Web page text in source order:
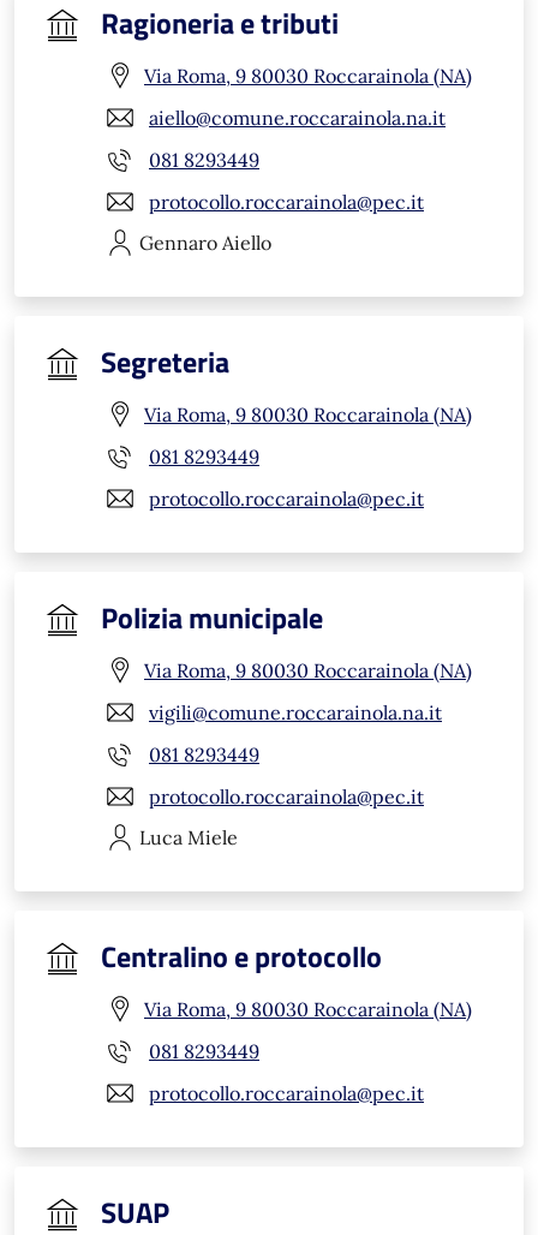
Ragioneria e tributi
Via Roma, 9 80030 Roccarainola (NA)
aiello@comune.roccarainola.na.it
081 8293449
protocollo.roccarainola@pec.it
Gennaro Aiello
Segreteria
Via Roma, 9 80030 Roccarainola (NA)
081 8293449
protocollo.roccarainola@pec.it
Polizia municipale
Via Roma, 9 80030 Roccarainola (NA)
vigili@comune.roccarainola.na.it
081 8293449
protocollo.roccarainola@pec.it
Luca Miele
Centralino e protocollo
Via Roma, 9 80030 Roccarainola (NA)
081 8293449
protocollo.roccarainola@pec.it
SUAP